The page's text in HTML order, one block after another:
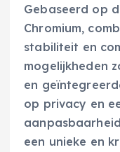
Gebaseerd op
Chromium,
stabiliteit en
mogelijkheden
en
op privacy en
een unieke en